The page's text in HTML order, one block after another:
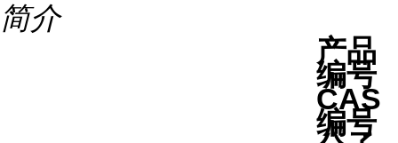
简介
产品
编号
CAS
编号